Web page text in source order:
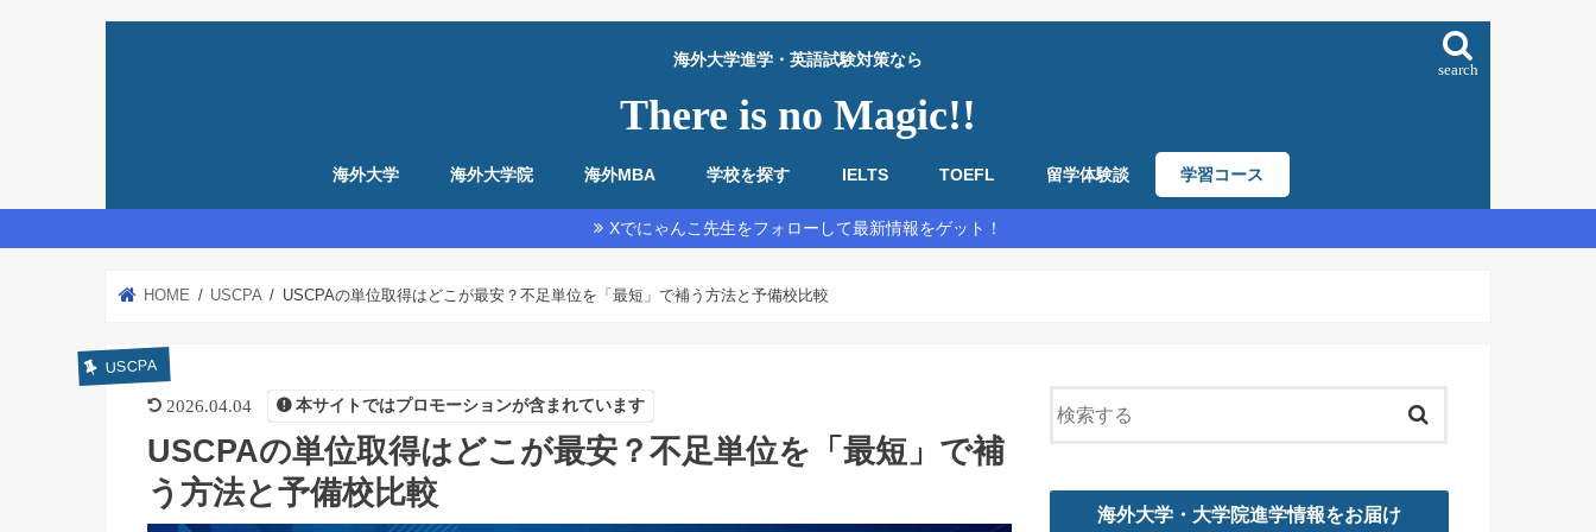
海外大学進学・英語試験対策なら
There is no Magic!!
search
海外大学 海外大学院 海外MBA 学校を探す IELTS
教材・基本情報
勉強法全般
リーディング
リスニング
スピーキング
ライティング
TOEFL
教材・基本情報
勉強法全般
リーディング
リスニング
スピーキング
ライティング
留学体験談 学習コース
Xでにゃんこ先生をフォローして最新情報をゲット！
HOME USCPA USCPAの単位取得はどこが最安？不足単位を「最短」で補う方法と予備校比較
USCPA
2026.04.04 本サイトではプロモーションが含まれています
USCPAの単位取得はどこが最安？不足単位を「最短」で補
う方法と予備校比較
海外大学・大学院進学情報をお届け